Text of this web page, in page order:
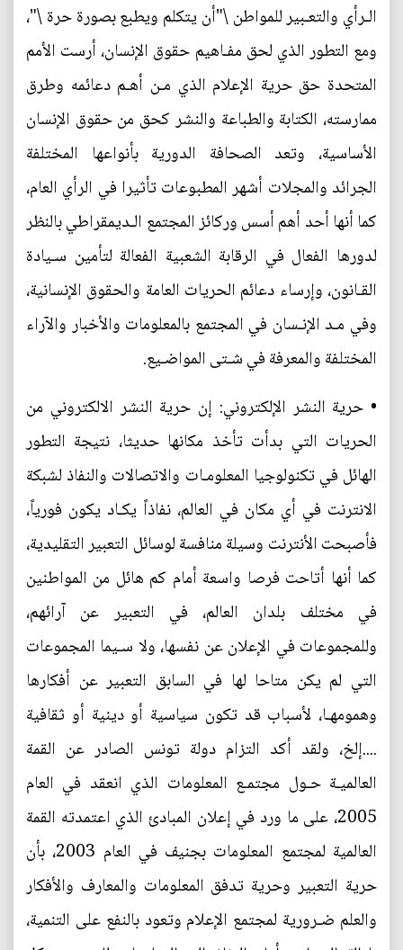
الـرأي والتعـبير للمواطن \"أن يتكلم ويطبع بصورة حرة \"،
ومع التطور الذي لحق مفـاهيم حقوق الإنسان، أرست الأمم
المتحدة حق حرية الإعلام الذي مـن أهـم دعائمه وطرق
ممارسته، الكتابة والطباعة والنشر كحق من حقوق الإنسان
الأساسية، وتعد الصحافة الدورية بأنواعها المختلفة
الجرائد والمجلات أشهر المطبوعات تأثيرا في الرأي العام،
كما أنها أحد أهم أسس وركائز المجتمع الـديمقراطي بالنظر
لدورها الفعال في الرقابة الشعبية الفعالة لتأمين سـيادة
القـانون، وإرساء دعائم الحريات العامة والحقوق الإنسانية،
وفي مـد الإنـسان في المجتمع بالمعلومات والأخبار والآراء
المختلفة والمعرفة في شـتى المواضـيع.
• حرية النشر الإلكتروني: إن حرية النشر الالكتروني من
الحريات التي بدأت تأخذ مكانها حديثا، نتيجة التطور
الهائل في تكنولوجيا المعلومـات والاتصالات والنفاذ لشبكة
الانترنت في أي مكان في العالم، نفاذاً يكـاد يكون فورياً،
فأصبحت الأنترنت وسيلة منافسة لوسائل التعبير التقليدية،
كما أنها أتاحت فرصا واسعة أمام كم هائل من المواطنين
في مختلف بلدان العالم، في التعبير عن آرائهم،
وللمجموعات في الإعلان عن نفسها، ولا سـيما المجموعات
التي لم يكن متاحا لها في السابق التعبير عن أفكارها
وهمومهـا، لأسباب قد تكون سياسية أو دينية أو ثقافية
....إلخ، ولقد أكد التزام دولة تونس الصادر عن القمة
العالميـة حـول مجتمـع المعلومات الذي انعقد في العام
2005، على ما ورد في إعلان المبادئ الذي اعتمدته القمة
العالمية لمجتمع المعلومات بجنيف في العام 2003، بأن
حرية التعبير وحرية تدفق المعلومات والمعارف والأفكار
والعلم ضـرورية لمجتمع الإعلام وتعود بالنفع على التنمية،